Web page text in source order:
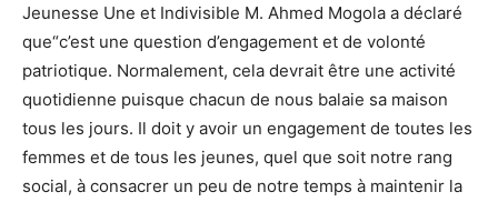
Jeunesse Une et Indivisible M. Ahmed Mogola a déclaré
que“c’est une question d’engagement et de volonté
patriotique. Normalement, cela devrait être une activité
quotidienne puisque chacun de nous balaie sa maison
tous les jours. Il doit y avoir un engagement de toutes les
femmes et de tous les jeunes, quel que soit notre rang
social, à consacrer un peu de notre temps à maintenir la